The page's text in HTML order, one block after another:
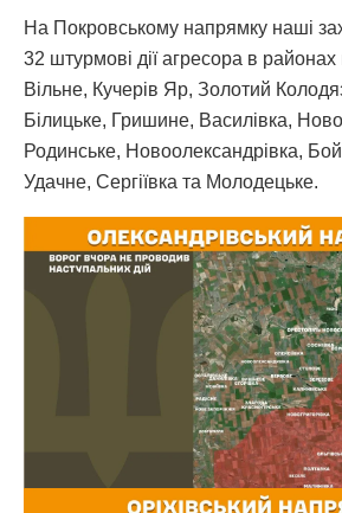
На Покровському напрямку наші
32 штурмові дії агресора в районах
Вільне, Кучерів Яр, Золотий
Білицьке, Гришине, Василівка,
Родинське, Новоолександрівка,
Удачне, Сергіївка та Молодецьке.